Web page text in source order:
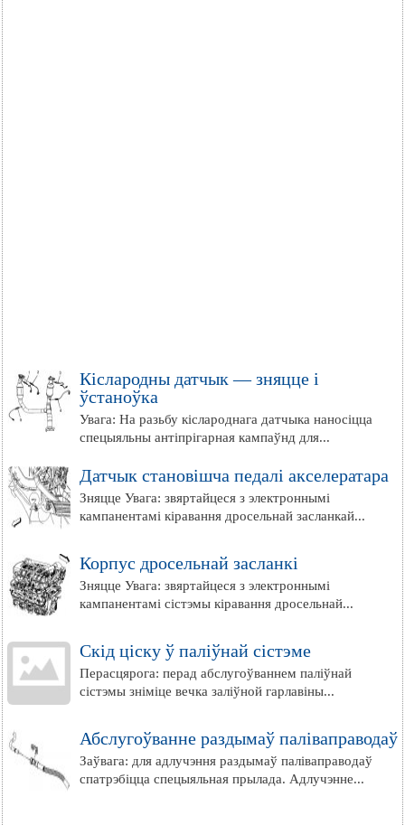
Кіслародны датчык — зняцце і
ўстаноўка
Увага: На разьбу кіслароднага датчыка наносіцца
спецыяльны антіпрігарная кампаўнд для...
Датчык становішча педалі акселератара
Зняцце Увага: звяртайцеся з электроннымі
кампанентамі кіравання дросельнай засланкай...
Корпус дросельнай засланкі
Зняцце Увага: звяртайцеся з электроннымі
кампанентамі сістэмы кіравання дросельнай...
Скід ціску ў паліўнай сістэме
Перасцярога: перад абслугоўваннем паліўнай
сістэмы зніміце вечка заліўной гарлавіны...
Абслугоўванне раздымаў паліваправодаў
Заўвага: для адлучэння раздымаў паліваправодаў
спатрэбіцца спецыяльная прылада. Адлучэнне...